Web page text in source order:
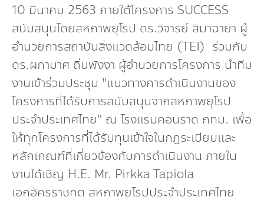
10 มีนาคม 2563 ภายใต้โครงการ SUCCESS
สนับสนุนโดยสหภาพยุโรป ดร.วิจารย์ สิมาฉายา ผู้
อำนวยการสถาบันสิ่งแวดล้อมไทย (TEI) ร่วมกับ
ดร.ผกามาศ ถิ่นพังงา ผู้อำนวยการโครงการ นำทีม
งานเข้าร่วมประชุม "แนวทางการดำเนินงานของ
โครงการที่ได้รับการสนับสนุนจากสหภาพยุโรป
ประจำประเทศไทย" ณ โรงแรมคอนราด กทม. เพื่อ
ให้ทุกโครงการที่ได้รับทุนเข้าใจในกฎระเบียบและ
หลักเกณฑ์ที่เกี่ยวข้องกับการดำเนินงาน ภายใน
งานได้เชิญ H.E. Mr. Pirkka Tapiola
เอกอัครราชทูต สหภาพยุโรปประจำประเทศไทย